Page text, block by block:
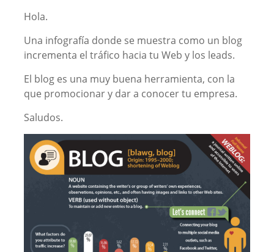
Hola.
Una infografía donde se muestra como un blog
incrementa el tráfico hacia tu Web y los leads.
El blog es una muy buena herramienta, con la
que promocionar y dar a conocer tu empresa.
Saludos.